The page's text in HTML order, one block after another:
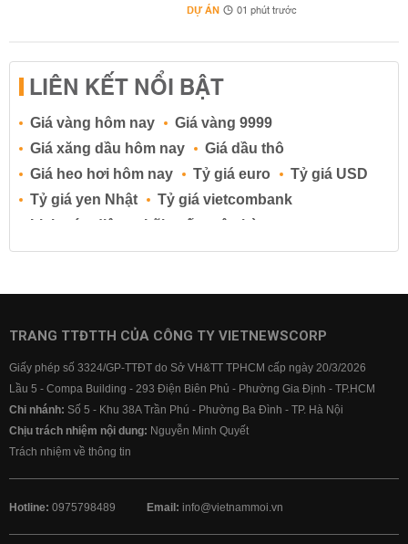
DỰ ÁN 01 phút trước
LIÊN KẾT NỔI BẬT
Giá vàng hôm nay
Giá vàng 9999
Giá xăng dầu hôm nay
Giá dầu thô
Giá heo hơi hôm nay
Tỷ giá euro
Tỷ giá USD
Tỷ giá yen Nhật
Tỷ giá vietcombank
Lịch cúp điện
Lãi suất ngân hàng
Lãi suất tiết kiệm
Lãi suất tiền gửi
Lãi suất ngân hàng BIDV
Lãi suất ngân hàng Vietcombank
TRANG TTĐTTH CỦA CÔNG TY VIETNEWSCORP
Giấy phép số 3324/GP-TTĐT do Sở VH&TT TPHCM cấp ngày 20/3/2026
Lầu 5 - Compa Building - 293 Điện Biên Phủ - Phường Gia Định - TP.HCM
Chi nhánh: Số 5 - Khu 38A Trần Phú - Phường Ba Đình - TP. Hà Nội
Chịu trách nhiệm nội dung: Nguyễn Minh Quyết
Trách nhiệm về thông tin
Hotline: 0975798489 Email: info@vietnammoi.vn